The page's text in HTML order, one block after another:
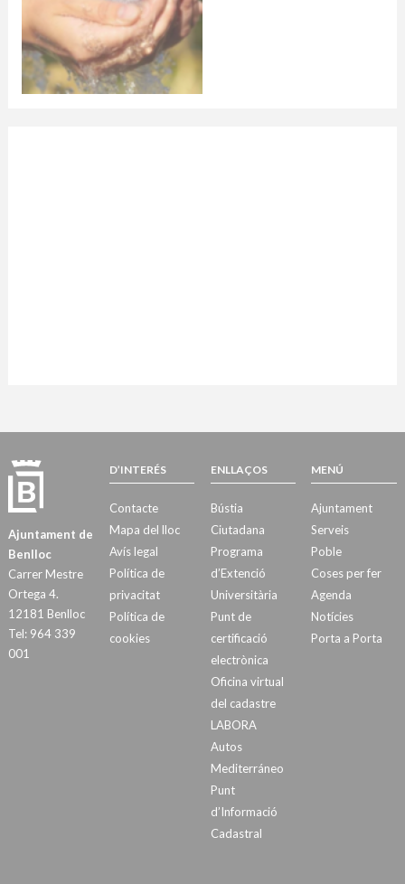
Ajuntament de
Benlloc
Carrer Mestre
Ortega 4.
12181 Benlloc
Tel: 964 339
001
D’INTERÉS
Contacte
Mapa del lloc
Avís legal
Política de
privacitat
Política de
cookies
ENLLAÇOS
Bústia
Ciutadana
Programa
d’Extenció
Universitària
Punt de
certificació
electrònica
Oficina virtual
del cadastre
LABORA
Autos
Mediterráneo
Punt
d’Informació
Cadastral
MENÚ
Ajuntament
Serveis
Poble
Coses per fer
Agenda
Notícies
Porta a Porta